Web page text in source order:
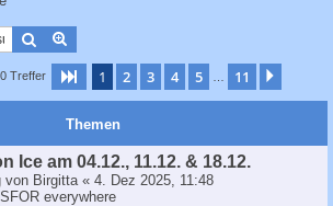
Suche
Treffer Seite 1von 11
1 2 3 4 5 11
Themen
Ice am 04.12., 11.12. & 18.12.
von Birgitta« 4. Dez 2025, 11:48
everywhere